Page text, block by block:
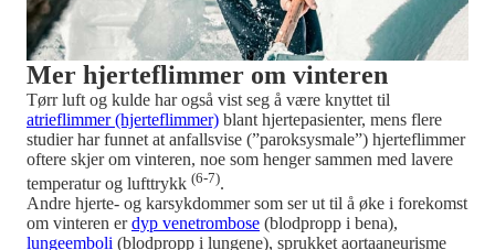
Mer hjerteflimmer om vinteren
Tørr luft og kulde har også vist seg å være knyttet til
atrieflimmer (hjerteflimmer) blant hjertepasienter, mens flere
studier har funnet at anfallsvise (”paroksysmale”) hjerteflimmer
oftere skjer om vinteren, noe som henger sammen med lavere
temperatur og lufttrykk (6-7).
Andre hjerte- og karsykdommer som ser ut til å øke i forekomst
om vinteren erdyp venetrombose (blodpropp i bena),
lungeemboli (blodpropp i lungene), sprukket aortaaneurisme